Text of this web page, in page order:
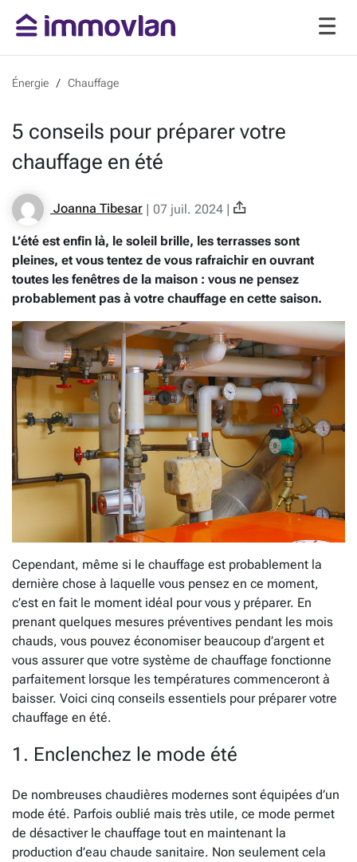
Énergie Chauffage
5 conseils pour préparer votre
chauffage en été
Joanna Tibesar | 07 juil. 2024 |
L’été est enfin là, le soleil brille, les terrasses sont
pleines, et vous tentez de vous rafraichir en ouvrant
toutes les fenêtres de la maison : vous ne pensez
probablement pas à votre chauffage en cette saison.
Cependant, même si le chauffage est probablement la
dernière chose à laquelle vous pensez en ce moment,
c’est en fait le moment idéal pour vous y préparer. En
prenant quelques mesures préventives pendant les mois
chauds, vous pouvez économiser beaucoup d’argent et
vous assurer que votre système de chauffage fonctionne
parfaitement lorsque les températures commenceront à
baisser. Voici cinq conseils essentiels pour préparer votre
chauffage en été.
1. Enclenchez le mode été
De nombreuses chaudières modernes sont équipées d’un
mode été. Parfois oublié mais très utile, ce mode permet
de désactiver le chauffage tout en maintenant la
production d’eau chaude sanitaire. Non seulement cela